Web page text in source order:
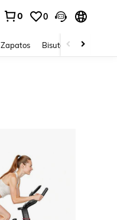
0 0
Zapatos Bisutería Y